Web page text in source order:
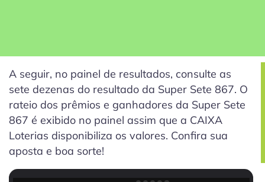
A seguir, no painel de resultados, consulte as
sete dezenas do resultado da Super Sete 867. O
rateio dos prêmios e ganhadores da Super Sete
867 é exibido no painel assim que a CAIXA
Loterias disponibiliza os valores. Confira sua
aposta e boa sorte!